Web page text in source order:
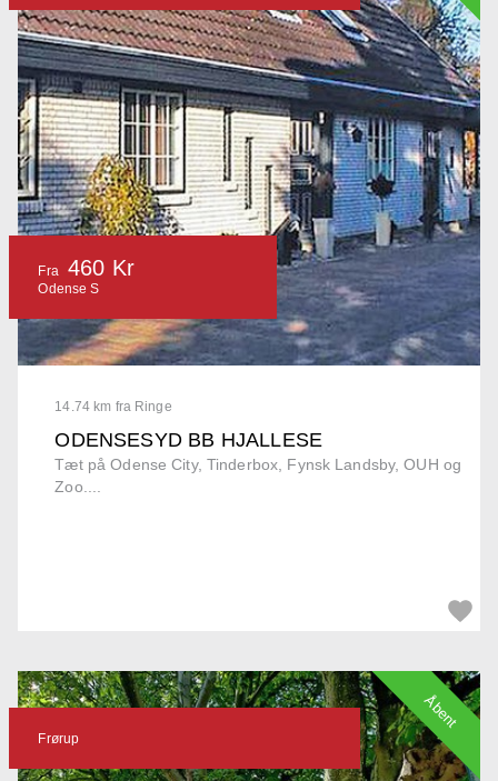
14.74 km fra Ringe
ODENSESYD BB HJALLESE
Tæt på Odense City, Tinderbox, Fynsk Landsby, OUH og
Zoo....
Fra 460 Kr
Odense S
Frørup
Åbent